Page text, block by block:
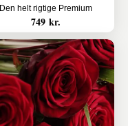
Den helt rigtige Premium
749 kr.